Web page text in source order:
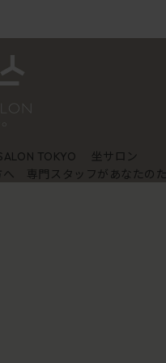
TOKYO
坐サロン
専門スタッフがあなたの